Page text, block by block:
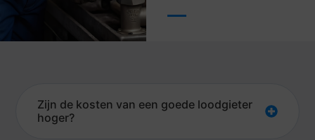
Zijn de kosten van een goede loodgieter
hoger?